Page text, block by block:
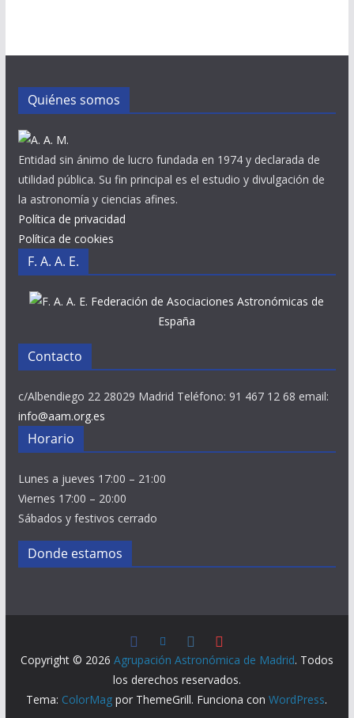
Quiénes somos
Entidad sin ánimo de lucro fundada en 1974 y declarada de
utilidad pública. Su fin principal es el estudio y divulgación de
la astronomía y ciencias afines.
Política de privacidad
Política de cookies
F. A. A. E.
Federación de Asociaciones Astronómicas de
España
Contacto
c/Albendiego 22 28029 Madrid Teléfono: 91 467 12 68 email:
info@aam.org.es
Horario
Lunes a jueves 17:00 – 21:00
Viernes 17:00 – 20:00
Sábados y festivos cerrado
Donde estamos
Copyright © 2026 Agrupación Astronómica de Madrid. Todos
los derechos reservados.
Tema: ColorMag por ThemeGrill. Funciona conWordPress.